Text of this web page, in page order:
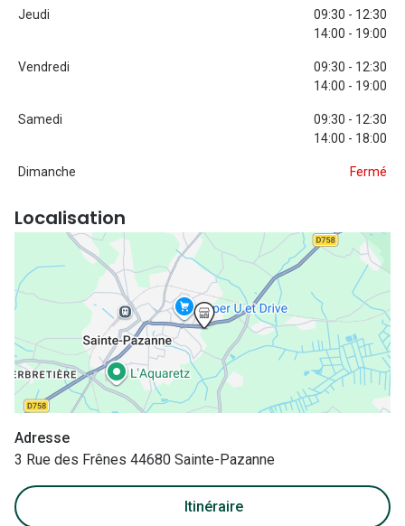
Toutes
Nos
Tous nos
Nos
Tous nos
Jeudi
09:30 - 12:30
14:00 - 19:00
Vendredi
09:30 - 12:30
14:00 - 19:00
Samedi
09:30 - 12:30
14:00 - 18:00
Dimanche Fermé
Localisation
Adresse
3 Rue des Frênes 44680 Sainte-Pazanne
Itinéraire